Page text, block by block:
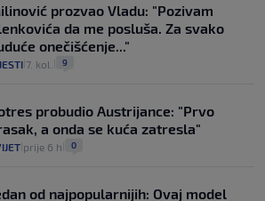
prozvao Vladu: "Pozivam
da me posluša. Za svako
onečišćenje..."
7. kol. 9
probudio Austrijance: "Prvo
a onda se kuća zatresla"
prije 6 h 0
od najpopularnijih: Ovaj model